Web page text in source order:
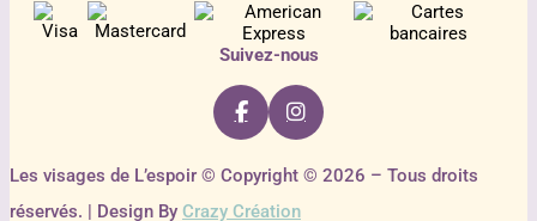
Suivez-nous
Les visages de L’espoir © Copyright © 2026 – Tous droits
réservés. | Design By Crazy Création